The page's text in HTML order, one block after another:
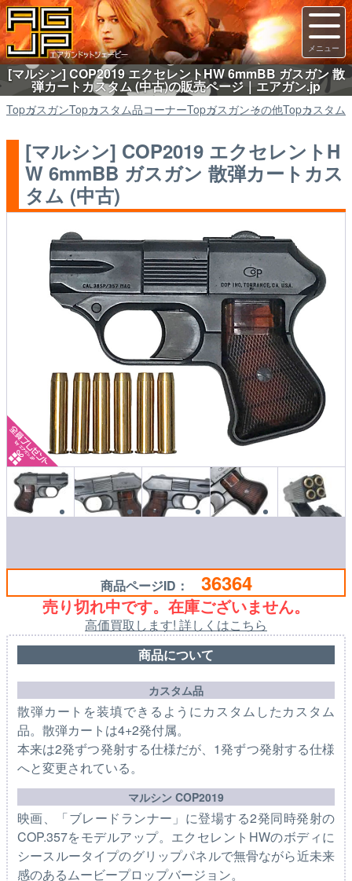
[マルシン] COP2019 エクセレントHW 6mmBB ガスガン 散
弾カートカスタム (中古)の販売ページ｜エアガン.jp
TopガスガンTopカスタム品コーナーTopガスガンその他Topカスタム
[マルシン] COP2019 エクセレントH
W 6mmBB ガスガン 散弾カートカス
タム (中古)
商品ページID： 36364
売り切れ中です。在庫ございません。
高価買取します! 詳しくはこちら
商品について
カスタム品
散弾カートを装填できるようにカスタムしたカスタム
品。散弾カートは4+2発付属。
本来は2発ずつ発射する仕様だが、1発ずつ発射する仕様
へと変更されている。
マルシン COP2019
映画、「ブレードランナー」に登場する2発同時発射の
COP.357をモデルアップ。エクセレントHWのボディに
シースルータイプのグリップパネルで無骨ながら近未来
感のあるムービープロップバージョン。